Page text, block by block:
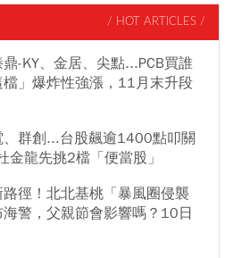
/ HOT ARTICLES /
-KY、金居、尖點...PCB買誰
」爆炸性強漲，11月末升段
群創...台股飆逾1400點叩關
金龍先挑2檔「便當股」
徑！北北基桃「暴風圈侵襲
警，父親節會影響嗎？10日